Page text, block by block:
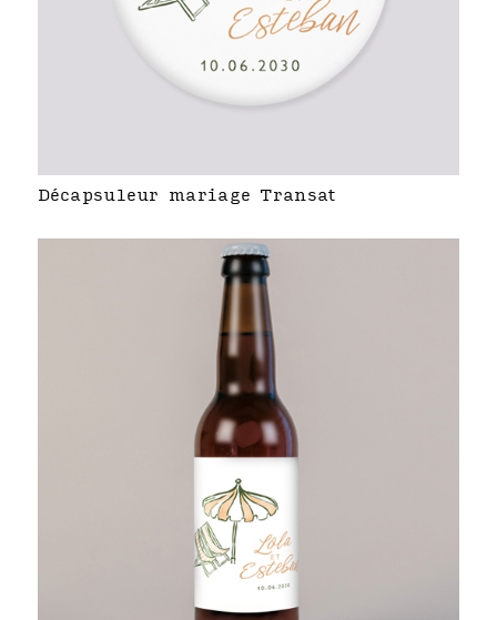
Décapsuleur mariage Transat